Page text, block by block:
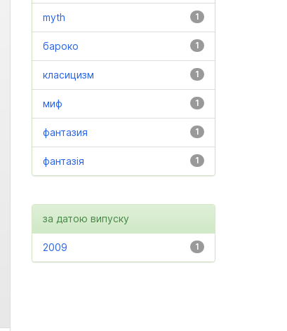
1
myth
1
бароко
1
класицизм
1
миф
1
фантазия
1
фантазія
за датою випуску
1
2009